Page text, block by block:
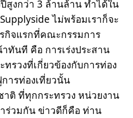
สูงกว่า 3 ล้านล้าน ทำได้ใน
ไม่พร้อมเราก็จะ
กิจแรกที่คณะกรรมการ
ทันที คือ การเร่งประสาน
รวงที่เกี่ยวข้องกับการท่อง
ารท่องเที่ยวนั้น
าติ ที่ทุกกระทรวง หน่วยงาน
ร่วมกัน ข่าวดีก็คือ ท่าน